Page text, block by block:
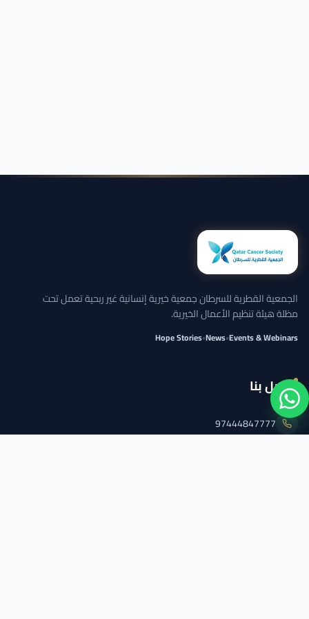
الجمعية القطرية للسرطان جمعية خيرية إنسانية غير ربحية تعمل تحت
مظلة هيئة تنظيم الأعمال الخيرية.
Events & Webinars
•
News
•
Hope Stories
اتصل بنا
97444847777